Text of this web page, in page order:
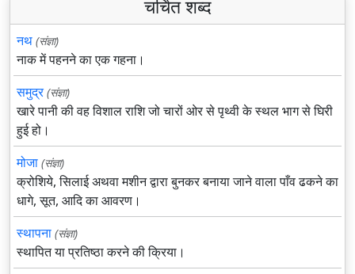
चर्चित शब्द
नथ (संज्ञा)
नाक में पहनने का एक गहना।
समुद्र (संज्ञा)
खारे पानी की वह विशाल राशि जो चारों ओर से पृथ्वी के स्थल भाग से घिरी
हुई हो।
मोजा (संज्ञा)
क्रोशिये, सिलाई अथवा मशीन द्वारा बुनकर बनाया जाने वाला पाँव ढकने का
धागे, सूत, आदि का आवरण।
स्थापना (संज्ञा)
स्थापित या प्रतिष्ठा करने की क्रिया।